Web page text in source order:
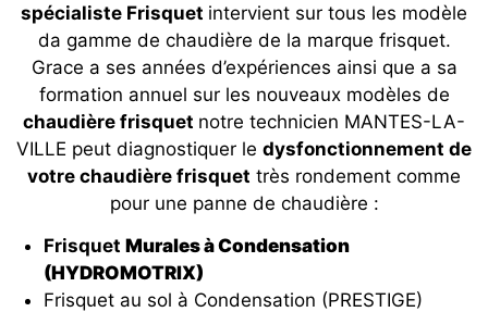
spécialiste Frisquet intervient sur tous les modèle
da gamme de chaudière de la marque frisquet.
Grace a ses années d’expériences ainsi que a sa
formation annuel sur les nouveaux modèles de
chaudière frisquet notre technicien MANTES-LA-
VILLE peut diagnostiquer le dysfonctionnement de
votre chaudière frisquet très rondement comme
pour une panne de chaudière :
Frisquet Murales à Condensation
(HYDROMOTRIX)
Frisquet au sol à Condensation (PRESTIGE)